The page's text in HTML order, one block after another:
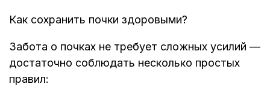
Как сохранить почки здоровыми?
Забота о почках не требует сложных усилий —
достаточно соблюдать несколько простых
правил: